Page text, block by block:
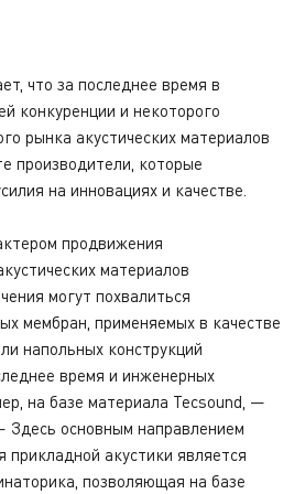
что за последнее время в
конкуренции и некоторого
рынка акустических материалов
производители, которые
на инновациях и качестве.
продвижения
материалов
могут похвалиться
мембран, применяемых в качестве
напольных конструкций
время и инженерных
на базе материала Tecsound, —
Здесь основным направлением
прикладной акустики является
позволяющая на базе